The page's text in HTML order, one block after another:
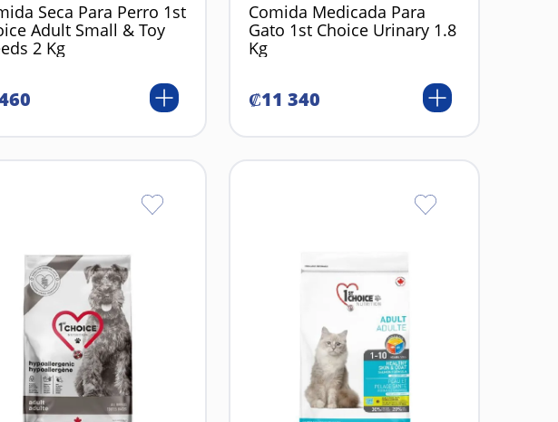
Seca Para Perro 1st
Adult Small & Toy
2 Kg
Comida Medicada Para
Gato 1st Choice Urinary 1.8
Kg
₡11 340